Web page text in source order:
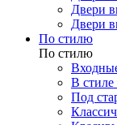
Двери
Двери
По стилю
По стилю
В стиле
Под